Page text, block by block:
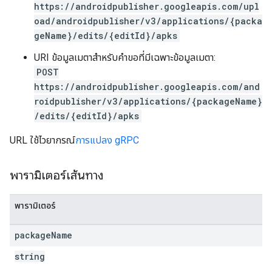
https://androidpublisher.googleapis.com/upl
oad/androidpublisher/v3/applications/{packa
geName}/edits/{editId}/apks
URI ข้อมูลเมตาสำหรับคำขอที่มีเฉพาะข้อมูลเมตา:
POST
https://androidpublisher.googleapis.com/and
roidpublisher/v3/applications/{packageName}
/edits/{editId}/apks
URL ใช้ไวยากรณ์การแปลง gRPC
พารามิเตอร์เส้นทาง
พารามิเตอร์
packageName
string